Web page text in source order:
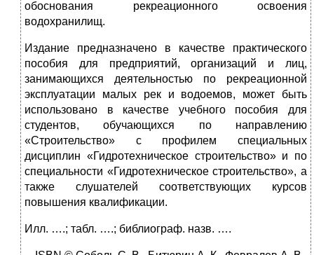
обоснования рекреационного освоения
водохранилищ.
Издание предназначено в качестве практического
пособия для предприятий, организаций и лиц,
занимающихся деятельностью по рекреационной
эксплуатации малых рек и водоемов, может быть
использовано в качестве учебного пособия для
студентов, обучающихся по направлению
«Строительство» с профилем специальных
дисциплин «Гидротехническое строительство» и по
специальности «Гидротехническое строительство», а
также слушателей соответствующих курсов
повышения квалификации.
Илл. ….; табл. ….; библиограф. назв. ….